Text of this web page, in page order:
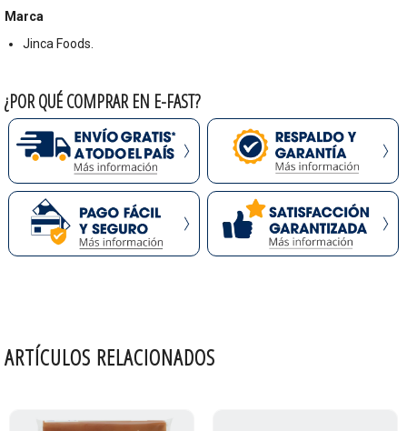
Marca
Jinca Foods.
¿POR QUÉ COMPRAR EN E-FAST?
ARTÍCULOS RELACIONADOS